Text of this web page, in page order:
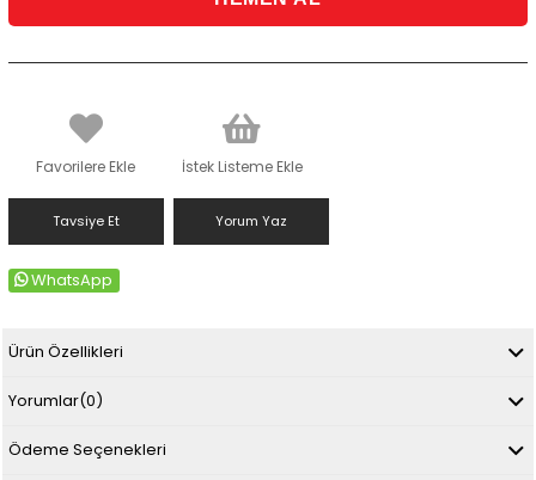
Favorilere Ekle İstek Listeme Ekle
Tavsiye Et Yorum Yaz
WhatsApp
Ürün Özellikleri
Yorumlar(0)
Ödeme Seçenekleri